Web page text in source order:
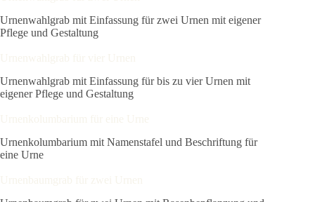
Urnenwahlgrab mit Einfassung für zwei Urnen mit eigener
Pflege und Gestaltung
Urnenwahlgrab mit Einfassung für bis zu vier Urnen mit
eigener Pflege und Gestaltung
Urnenkolumbarium mit Namenstafel und Beschriftung für
eine Urne